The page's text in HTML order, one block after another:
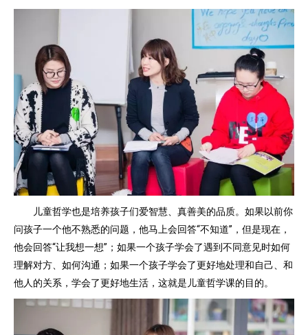
儿童哲学也是培养孩子们爱智慧、真善美的品质。如果以前你
问孩子一个他不熟悉的问题，他马上会回答“不知道”，但是现在，
他会回答“让我想一想”；如果一个孩子学会了遇到不同意见时如何
理解对方、如何沟通；如果一个孩子学会了更好地处理和自己、和
他人的关系，学会了更好地生活，这就是儿童哲学课的目的。